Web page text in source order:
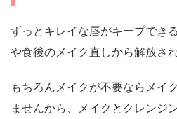
ずっとキレイな唇がキープでき
や食後のメイク直しから解放され
もちろんメイクが不要ならメイ
ませんから、メイクとクレンジ